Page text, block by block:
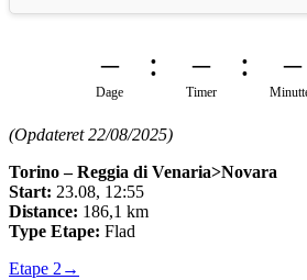
–
Dage
–
Timer
–
(Opdateret 22/08/2025)
Torino – Reggia di Venaria>Novara
Start: 23.08, 12:55
Distance: 186,1 km
Type Etape: Flad
Etape 2 →